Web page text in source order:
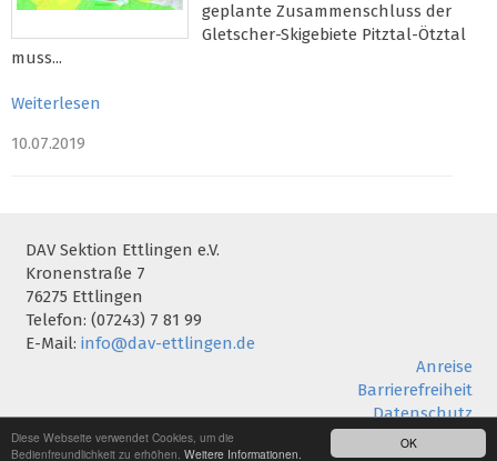
OK
Diese Webseite verwendet Cookies, um die
Bedienfreundlichkeit zu erhöhen. Weitere Informationen.
geplante Zusammenschluss der
Gletscher-Skigebiete Pitztal-Ötztal
muss...
Weiterlesen
10.07.2019
DAV Sektion Ettlingen e.V.
Kronenstraße 7
76275 Ettlingen
Telefon: (07243) 7 81 99
E-Mail: info@dav-ettlingen.de
Anreise
Barrierefreiheit
Datenschutz
Impressum